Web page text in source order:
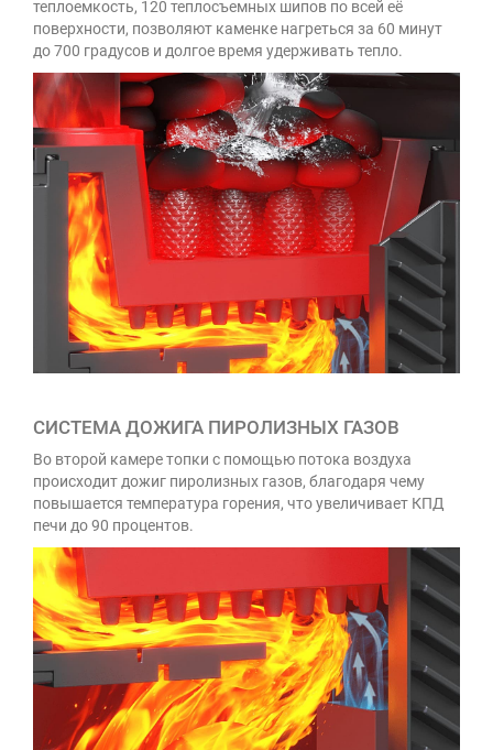
теплоемкость, 120 теплосъемных шипов по всей её
поверхности, позволяют каменке нагреться за 60 минут
до 700 градусов и долгое время удерживать тепло.
СИСТЕМА ДОЖИГА ПИРОЛИЗНЫХ ГАЗОВ
Во второй камере топки с помощью потока воздуха
происходит дожиг пиролизных газов, благодаря чему
повышается температура горения, что увеличивает КПД
печи до 90 процентов.